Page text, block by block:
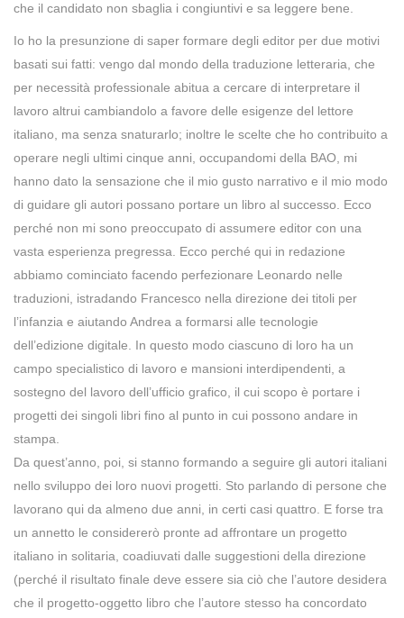
che il candidato non sbaglia i congiuntivi e sa leggere bene.
Io ho la presunzione di saper formare degli editor per due motivi
basati sui fatti: vengo dal mondo della traduzione letteraria, che
per necessità professionale abitua a cercare di interpretare il
lavoro altrui cambiandolo a favore delle esigenze del lettore
italiano, ma senza snaturarlo; inoltre le scelte che ho contribuito a
operare negli ultimi cinque anni, occupandomi della BAO, mi
hanno dato la sensazione che il mio gusto narrativo e il mio modo
di guidare gli autori possano portare un libro al successo. Ecco
perché non mi sono preoccupato di assumere editor con una
vasta esperienza pregressa. Ecco perché qui in redazione
abbiamo cominciato facendo perfezionare Leonardo nelle
traduzioni, istradando Francesco nella direzione dei titoli per
l’infanzia e aiutando Andrea a formarsi alle tecnologie
dell’edizione digitale. In questo modo ciascuno di loro ha un
campo specialistico di lavoro e mansioni interdipendenti, a
sostegno del lavoro dell’ufficio grafico, il cui scopo è portare i
progetti dei singoli libri fino al punto in cui possono andare in
stampa.
Da quest’anno, poi, si stanno formando a seguire gli autori italiani
nello sviluppo dei loro nuovi progetti. Sto parlando di persone che
lavorano qui da almeno due anni, in certi casi quattro. E forse tra
un annetto le considererò pronte ad affrontare un progetto
italiano in solitaria, coadiuvati dalle suggestioni della direzione
(perché il risultato finale deve essere sia ciò che l’autore desidera
che il progetto-oggetto libro che l’autore stesso ha concordato